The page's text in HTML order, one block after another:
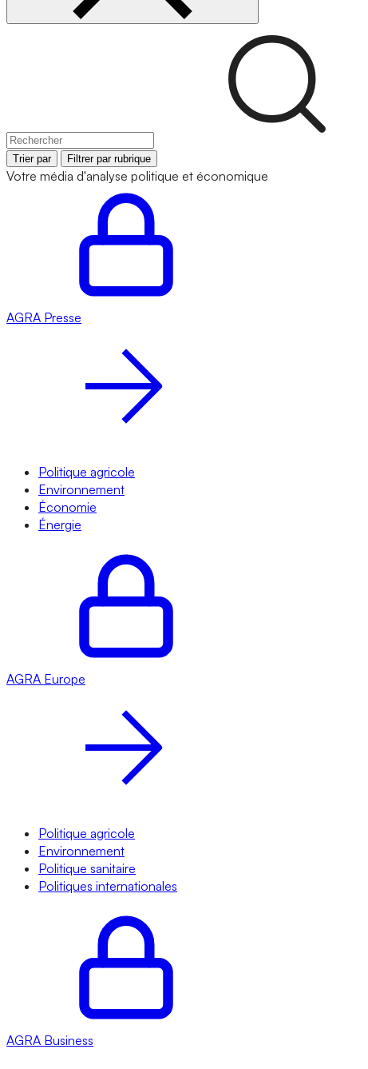
Trier par Filtrer par rubrique
Votre média d'analyse politique et économique
AGRA Presse
Politique agricole
Environnement
Économie
Énergie
AGRA Europe
Politique agricole
Environnement
Politique sanitaire
Politiques internationales
AGRA Business